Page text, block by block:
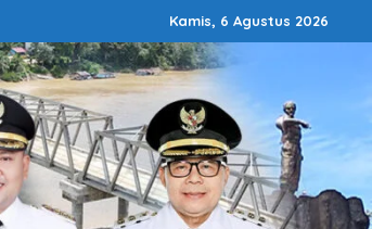
Kamis, 6 Agustus 2026